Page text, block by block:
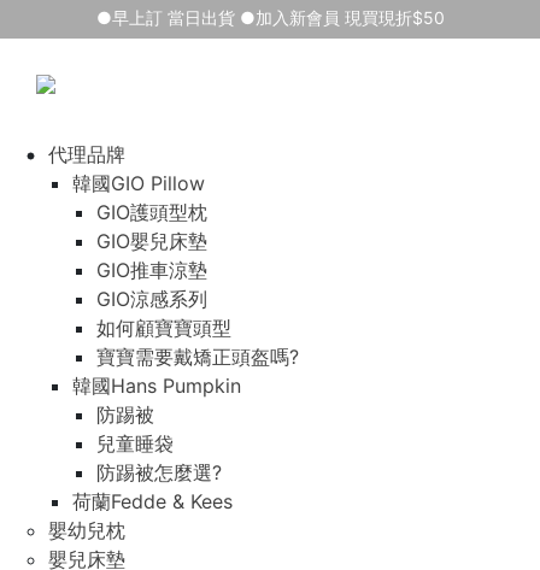
代理品牌
韓國GIO Pillow
GIO護頭型枕
GIO嬰兒床墊
GIO推車涼墊
GIO涼感系列
如何顧寶寶頭型
寶寶需要戴矯正頭盔嗎?
韓國Hans Pumpkin
防踢被
兒童睡袋
防踢被怎麼選?
荷蘭Fedde & Kees
嬰幼兒枕
嬰兒床墊
●早上訂 當日出貨 ●加入新會員 現買現折$50